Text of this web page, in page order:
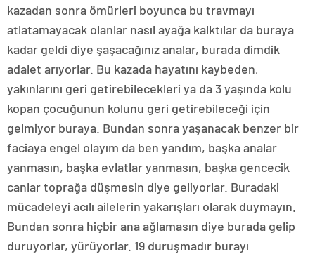
kazadan sonra ömürleri boyunca bu travmayı
atlatamayacak olanlar nasıl ayağa kalktılar da buraya
kadar geldi diye şaşacağınız analar, burada dimdik
adalet arıyorlar. Bu kazada hayatını kaybeden,
yakınlarını geri getirebilecekleri ya da 3 yaşında kolu
kopan çocuğunun kolunu geri getirebileceği için
gelmiyor buraya. Bundan sonra yaşanacak benzer bir
faciaya engel olayım da ben yandım, başka analar
yanmasın, başka evlatlar yanmasın, başka gencecik
canlar toprağa düşmesin diye geliyorlar. Buradaki
mücadeleyi acılı ailelerin yakarışları olarak duymayın.
Bundan sonra hiçbir ana ağlamasın diye burada gelip
duruyorlar, yürüyorlar. 19 duruşmadır burayı